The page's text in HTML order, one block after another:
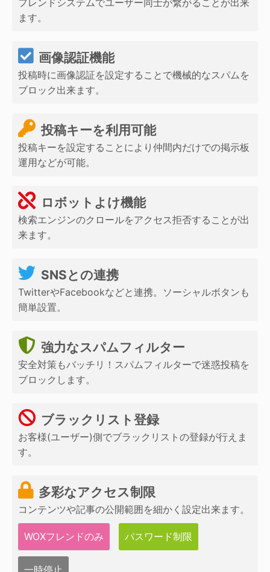
ます。
画像認証機能
投稿時に画像認証を設定することで機械的なスパムを
ブロック出来ます。
投稿キーを利用可能
投稿キーを設定することにより仲間内だけでの掲示板
運用などが可能。
ロボットよけ機能
検索エンジンのクロールをアクセス拒否することが出
来ます。
SNSとの連携
TwitterやFacebookなどと連携。ソーシャルボタンも
簡単設置。
強力なスパムフィルター
安全対策もバッチリ！スパムフィルターで迷惑投稿を
ブロックします。
ブラックリスト登録
お客様(ユーザー)側でブラックリストの登録が行えま
す。
多彩なアクセス制限
コンテンツや記事の公開範囲を細かく設定出来ます。
WOXフレンドのみ パスワード制限
一時停止